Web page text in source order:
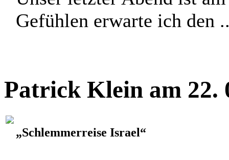
Gefühlen erwarte ich den
Patrick Klein am 22.
„Schlemmerreise Israel“